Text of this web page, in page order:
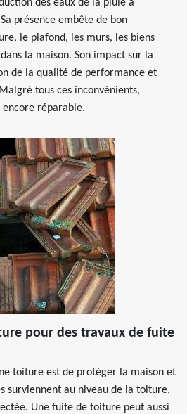
des eaux de la pluie à
présence embête de bon
le plafond, les murs, les biens
la maison. Son impact sur la
de la qualité de performance et
tous ces inconvénients,
encore réparable.
pour des travaux de fuite
toiture est de protéger la maison et
surviennent au niveau de la toiture,
Une fuite de toiture peut aussi